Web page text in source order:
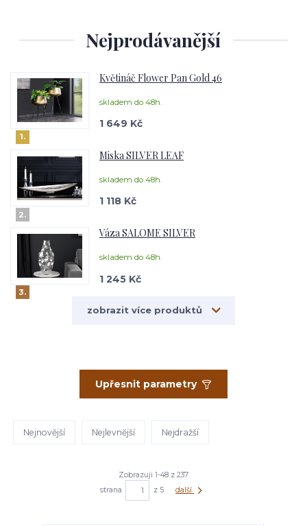
Nejprodávanější
1.
Květináč Flower Pan Gold 46
skladem do 48h.
1 649 Kč
2.
Miska SILVER LEAF
skladem do 48h.
1 118 Kč
3.
Váza SALOME SILVER
skladem do 48h.
1 245 Kč
zobrazit více produktů
Upřesnit parametry
Nejnovější Nejlevnější Nejdražší
Zobrazuji 1-48 z 237
strana
z 5 další